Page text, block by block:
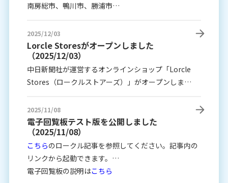
南房総市、鴨川市、勝浦市
2025/12/03
Lorcle Storesがオープンしました
（2025/12/03）
中日新聞社が運営するオンラインショップ「Lorcle
Stores（ロークルストアーズ）」がオープンしまし
2025/11/08
電子回覧板テスト版を公開しました
（2025/11/08）
こちらのロークル記事を参照してください。記事内の
リンクから起動できます。
※スマホからのみ可能です
電子回覧板の説明はこちら